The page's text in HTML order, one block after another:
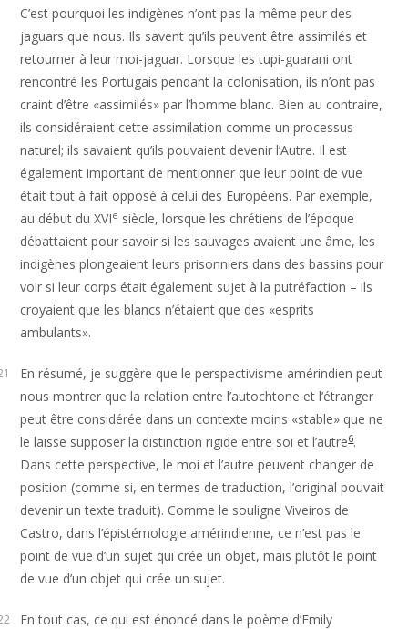
C’est pourquoi les indigènes n’ont pas la même peur des
jaguars que nous. Ils savent qu’ils peuvent être assimilés et
retourner à leur moi-jaguar. Lorsque les tupi-guarani ont
rencontré les Portugais pendant la colonisation, ils n’ont pas
craint d’être «assimilés» par l’homme blanc. Bien au contraire,
ils considéraient cette assimilation comme un processus
naturel; ils savaient qu’ils pouvaient devenir l’Autre. Il est
également important de mentionner que leur point de vue
était tout à fait opposé à celui des Européens. Par exemple,
au début du XVIe siècle, lorsque les chrétiens de l’époque
débattaient pour savoir si les sauvages avaient une âme, les
indigènes plongeaient leurs prisonniers dans des bassins pour
voir si leur corps était également sujet à la putréfaction – ils
croyaient que les blancs n’étaient que des «esprits
ambulants».
En résumé, je suggère que le perspectivisme amérindien peut
nous montrer que la relation entre l’autochtone et l’étranger
peut être considérée dans un contexte moins «stable» que ne
le laisse supposer la distinction rigide entre soi et l’autre6.
Dans cette perspective, le moi et l’autre peuvent changer de
position (comme si, en termes de traduction, l’original pouvait
devenir un texte traduit). Comme le souligne Viveiros de
Castro, dans l’épistémologie amérindienne, ce n’est pas le
point de vue d’un sujet qui crée un objet, mais plutôt le point
de vue d’un objet qui crée un sujet.
En tout cas, ce qui est énoncé dans le poème d’Emily